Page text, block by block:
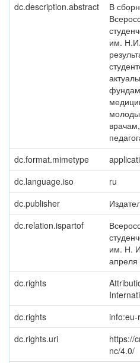
dc.description.abstract
В
им.
dc.format.mimetype
dc.language.iso
ru
dc.publisher
dc.relation.ispartof
им. Н.
апреля
dc.rights
dc.rights
info:eu-
dc.rights.uri
https://
nc/4.0/